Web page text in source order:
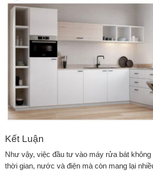
Kết Luận
Như vậy, việc đầu tư vào máy rửa bát không
thời gian, nước và điện mà còn mang lại